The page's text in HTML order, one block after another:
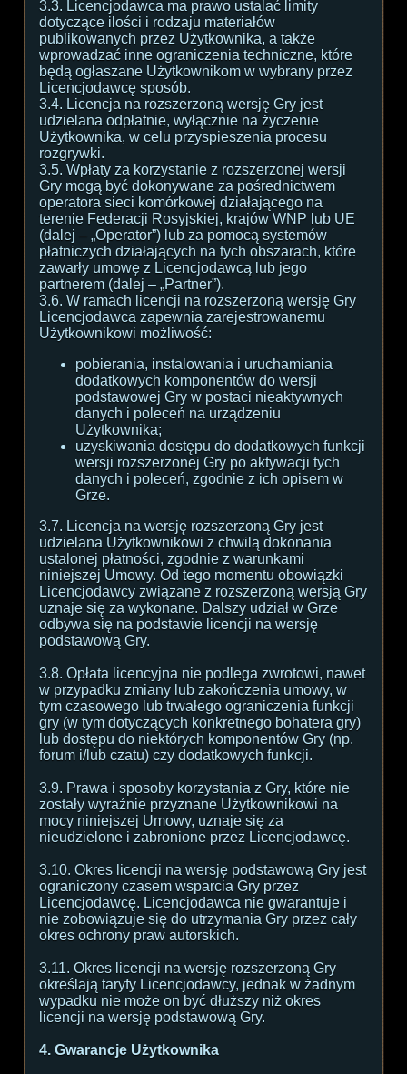
3.3. Licencjodawca ma prawo ustalać limity
dotyczące ilości i rodzaju materiałów
publikowanych przez Użytkownika, a także
wprowadzać inne ograniczenia techniczne, które
będą ogłaszane Użytkownikom w wybrany przez
Licencjodawcę sposób.
3.4. Licencja na rozszerzoną wersję Gry jest
udzielana odpłatnie, wyłącznie na życzenie
Użytkownika, w celu przyspieszenia procesu
rozgrywki.
3.5. Wpłaty za korzystanie z rozszerzonej wersji
Gry mogą być dokonywane za pośrednictwem
operatora sieci komórkowej działającego na
terenie Federacji Rosyjskiej, krajów WNP lub UE
(dalej – „Operator”) lub za pomocą systemów
płatniczych działających na tych obszarach, które
zawarły umowę z Licencjodawcą lub jego
partnerem (dalej – „Partner”).
3.6. W ramach licencji na rozszerzoną wersję Gry
Licencjodawca zapewnia zarejestrowanemu
Użytkownikowi możliwość:
pobierania, instalowania i uruchamiania
dodatkowych komponentów do wersji
podstawowej Gry w postaci nieaktywnych
danych i poleceń na urządzeniu
Użytkownika;
uzyskiwania dostępu do dodatkowych funkcji
wersji rozszerzonej Gry po aktywacji tych
danych i poleceń, zgodnie z ich opisem w
Grze.
3.7. Licencja na wersję rozszerzoną Gry jest
udzielana Użytkownikowi z chwilą dokonania
ustalonej płatności, zgodnie z warunkami
niniejszej Umowy. Od tego momentu obowiązki
Licencjodawcy związane z rozszerzoną wersją Gry
uznaje się za wykonane. Dalszy udział w Grze
odbywa się na podstawie licencji na wersję
podstawową Gry.
3.8. Opłata licencyjna nie podlega zwrotowi, nawet
w przypadku zmiany lub zakończenia umowy, w
tym czasowego lub trwałego ograniczenia funkcji
gry (w tym dotyczących konkretnego bohatera gry)
lub dostępu do niektórych komponentów Gry (np.
forum i/lub czatu) czy dodatkowych funkcji.
3.9. Prawa i sposoby korzystania z Gry, które nie
zostały wyraźnie przyznane Użytkownikowi na
mocy niniejszej Umowy, uznaje się za
nieudzielone i zabronione przez Licencjodawcę.
3.10. Okres licencji na wersję podstawową Gry jest
ograniczony czasem wsparcia Gry przez
Licencjodawcę. Licencjodawca nie gwarantuje i
nie zobowiązuje się do utrzymania Gry przez cały
okres ochrony praw autorskich.
3.11. Okres licencji na wersję rozszerzoną Gry
określają taryfy Licencjodawcy, jednak w żadnym
wypadku nie może on być dłuższy niż okres
licencji na wersję podstawową Gry.
4. Gwarancje Użytkownika